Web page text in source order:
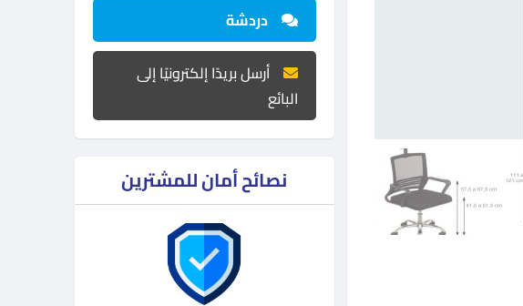
دردشة
أرسل بريدًا إلكترونيًا إلى
البائع
نصائح أمان للمشترين